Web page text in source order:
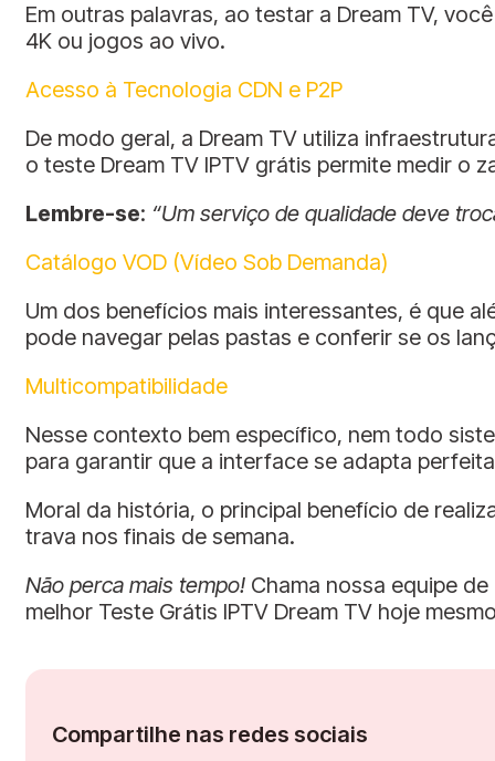
Em outras palavras, ao testar a Dream TV,
4K ou jogos ao vivo.
Acesso à Tecnologia CDN e P2P
De modo geral, a Dream TV utiliza
o teste Dream TV IPTV grátis permite medir o
Lembre-se: “Um serviço de qualidade deve
Catálogo VOD (Vídeo Sob Demanda)
Um dos benefícios mais interessantes, é que
pode navegar pelas pastas e conferir se os
Multicompatibilidade
Nesse contexto bem específico, nem todo
para garantir que a interface se adapta
Moral da história, o principal benefício de
trava nos finais de semana.
Não perca mais tempo! Chama nossa equipe
melhor Teste Grátis IPTV Dream TV hoje
Compartilhe nas redes sociais